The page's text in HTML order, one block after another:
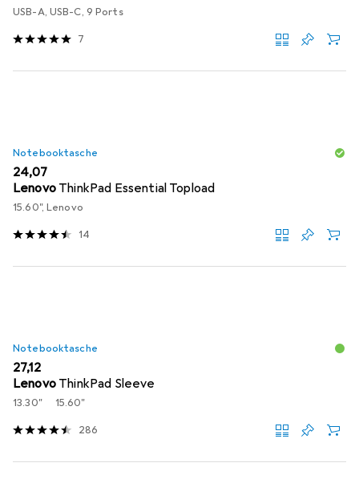
USB-A, USB-C, 9 Ports
7
Notebooktasche
EUR
24,07
Lenovo ThinkPad Essential Topload
15.60", Lenovo
14
Notebooktasche
EUR
27,12
Lenovo ThinkPad Sleeve
13.30" 15.60"
286